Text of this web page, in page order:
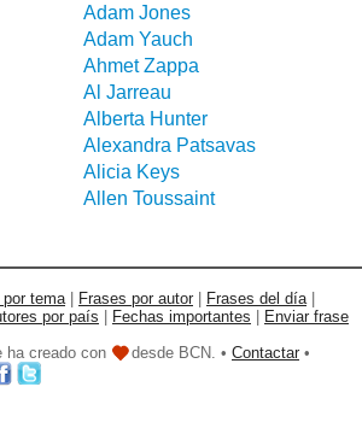
Adam Jones
Adam Yauch
Ahmet Zappa
Al Jarreau
Alberta Hunter
Alexandra Patsavas
Alicia Keys
Allen Toussaint
tema | Frases por autor | Frases del día |
por país | Fechas importantes | Enviar frase
ha creado con desde BCN. • Contactar •